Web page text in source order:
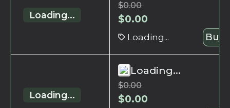
Loading...
$0.00
$0.00
Loading... Buy
Loading...
Loading...
$0.00
$0.00